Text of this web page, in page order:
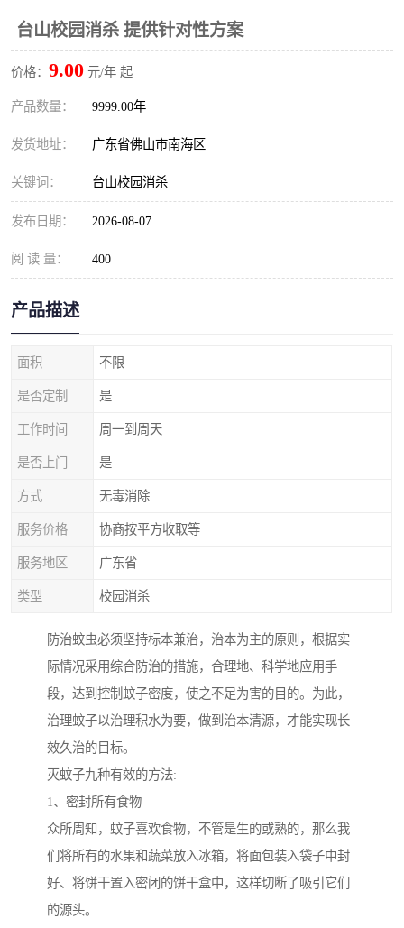
台山校园消杀 提供针对性方案
价格： 9.00 元/年 起
产品数量： 9999.00年
发货地址： 广东省佛山市南海区
关键词： 台山校园消杀
发布日期： 2026-08-07
阅 读 量： 400
产品描述
面积 不限
是否定制 是
工作时间 周一到周天
是否上门 是
方式 无毒消除
服务价格 协商按平方收取等
服务地区 广东省
类型 校园消杀
防治蚊虫必须坚持标本兼治，治本为主的原则，根据实
际情况采用综合防治的措施，合理地、科学地应用手
段，达到控制蚊子密度，使之不足为害的目的。为此，
治理蚊子以治理积水为要，做到治本清源，才能实现长
效久治的目标。
灭蚊子九种有效的方法:
1、密封所有食物
众所周知，蚊子喜欢食物，不管是生的或熟的，那么我
们将所有的水果和蔬菜放入冰箱，将面包装入袋子中封
好、将饼干置入密闭的饼干盒中，这样切断了吸引它们
的源头。